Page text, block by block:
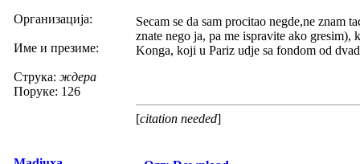
Организација:
Име и презиме:
Струка: ждера
Поруке: 126
Secam se da sam procitao negde,ne znam
znate nego ja, pa me ispravite ako
Konga, koji u Pariz udje sa fondom od
[citation needed]